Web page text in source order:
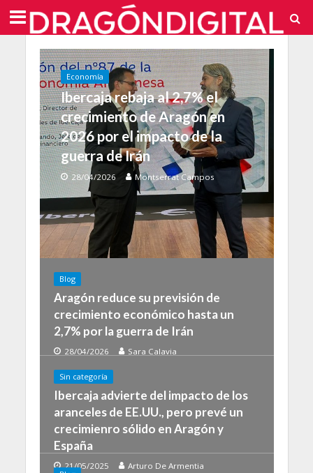
Economía
Ibercaja rebaja al 2,7% el
crecimiento de Aragón en
2026 por el impacto de la
guerra de Irán
28/04/2026 Montserrat Campos
Blog
Aragón reduce su previsión de
crecimiento económico hasta un
2,7% por la guerra de Irán
28/04/2026 Sara Calavia
Sin categoría
Ibercaja advierte del impacto de los
aranceles de EE.UU., pero prevé un
crecimienro sólido en Aragón y
España
21/05/2025 Arturo De Armentia